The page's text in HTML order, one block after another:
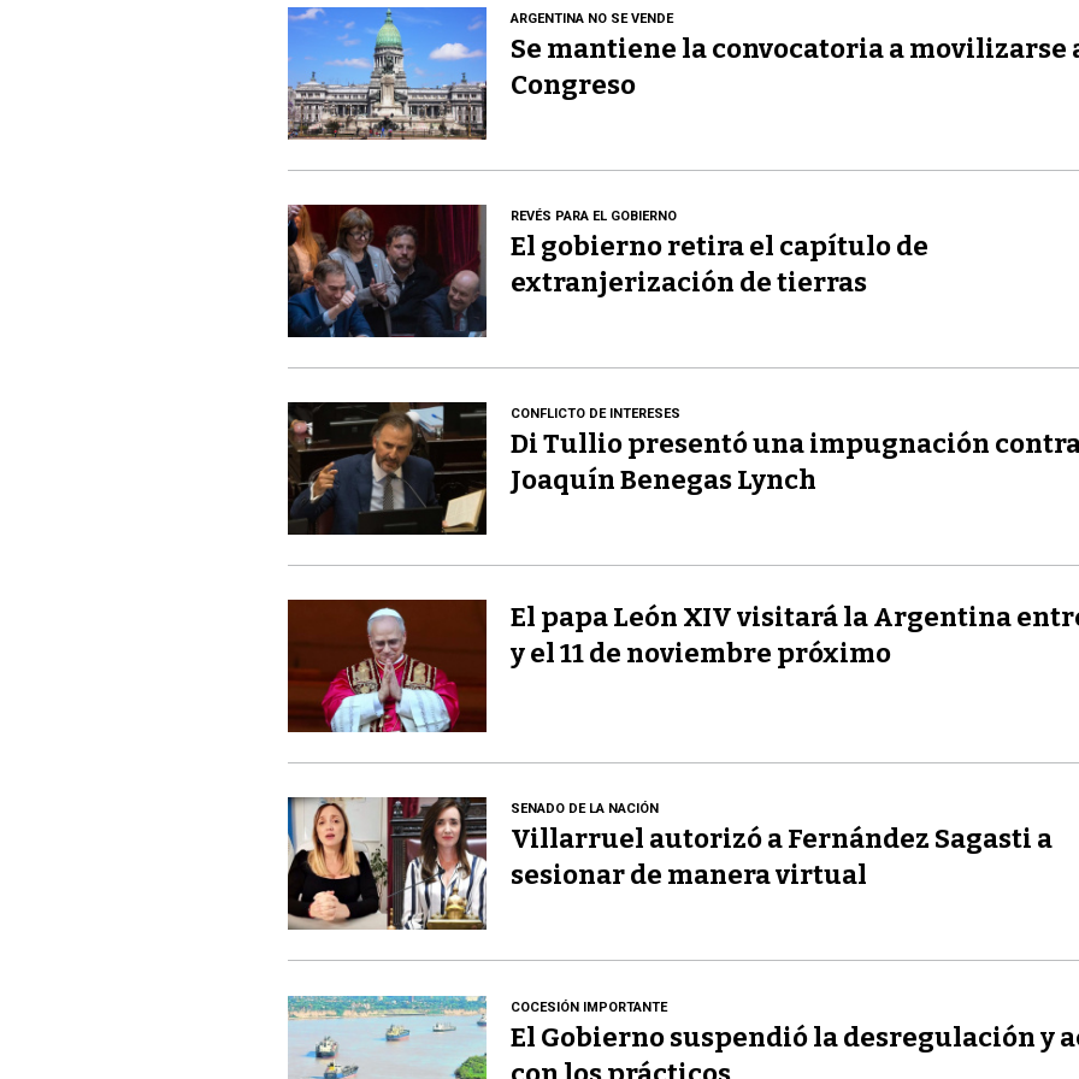
ARGENTINA NO SE VENDE
Se mantiene la convocatoria a movilizarse
Congreso
REVÉS PARA EL GOBIERNO
El gobierno retira el capítulo de
extranjerización de tierras
CONFLICTO DE INTERESES
Di Tullio presentó una impugnación
Joaquín Benegas Lynch
El papa León XIV visitará la Argentina
y el 11 de noviembre próximo
SENADO DE LA NACIÓN
Villarruel autorizó a Fernández Sagasti a
sesionar de manera virtual
COCESIÓN IMPORTANTE
El Gobierno suspendió la desregulación y